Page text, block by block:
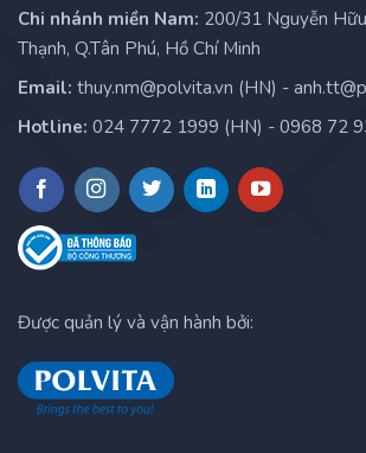
Chi nhánh miền Nam: 200/31 Nguyễn
Thạnh, Q.Tân Phú, Hồ Chí Minh
Email: thuy.nm@polvita.vn (HN) -
Hotline: 024 7772 1999 (HN) - 0968 72
Được quản lý và vận hành bởi: